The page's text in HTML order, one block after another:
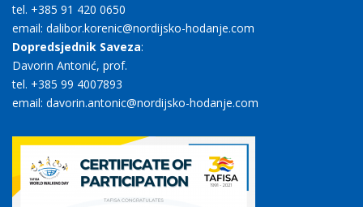
tel. +385 91 420 0650
email: dalibor.korenic@nordijsko-hodanje.com
Dopredsjednik Saveza:
Davorin Antonić, prof.
tel. +385 99 4007893
email: davorin.antonic@nordijsko-hodanje.com